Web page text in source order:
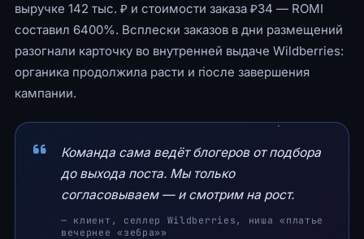
выручке 142 тыс. ₽ и стоимости заказа ₽34 — ROMI
составил 6400%. Всплески заказов в дни размещений
разогнали карточку во внутренней выдаче Wildberries:
органика продолжила расти и после завершения
кампании.
Команда сама ведёт блогеров от подбора
до выхода поста. Мы только
согласовываем — и смотрим на рост.
— клиент, селлер Wildberries, ниша «платье
вечернее «зебра»»